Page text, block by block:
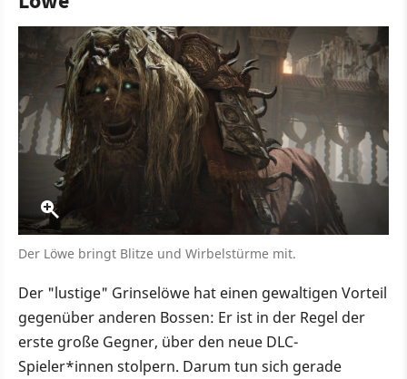
Der Löwe bringt Blitze und Wirbelstürme mit.
Der "lustige" Grinselöwe hat einen gewaltigen Vorteil
gegenüber anderen Bossen: Er ist in der Regel der
erste große Gegner, über den neue DLC-
Spieler*innen stolpern. Darum tun sich gerade